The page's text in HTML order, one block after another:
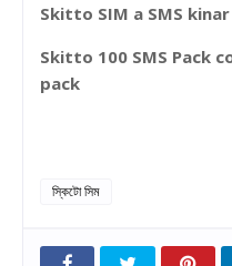
Skitto SIM a SMS
Skitto 100 SMS Pack
pack
স্কিটো সিম